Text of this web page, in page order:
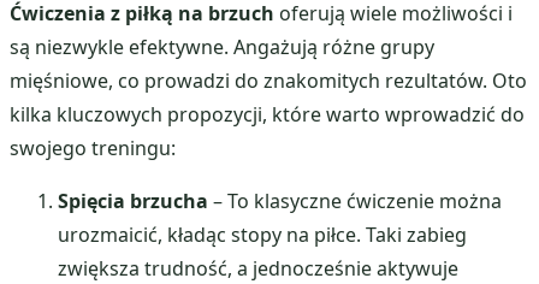
Ćwiczenia z piłką na brzuch oferują wiele możliwości i
są niezwykle efektywne. Angażują różne grupy
mięśniowe, co prowadzi do znakomitych rezultatów. Oto
kilka kluczowych propozycji, które warto wprowadzić do
swojego treningu:
Spięcia brzucha – To klasyczne ćwiczenie można
urozmaicić, kładąc stopy na piłce. Taki zabieg
zwiększa trudność, a jednocześnie aktywuje